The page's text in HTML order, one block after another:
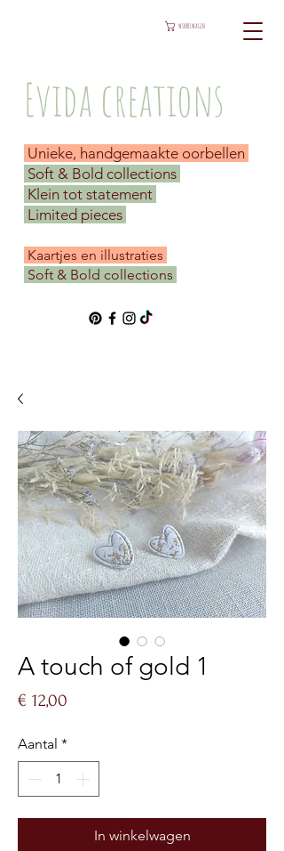
Evida creations
WINKELWAGEN
Unieke, handgemaakte oorbellen
Soft & Bold collections
Klein tot statement
Limited pieces
​ Kaartjes en illustraties
Soft & Bold collections
A touch of gold 1
€ 12,00
Aantal *
In winkelwagen